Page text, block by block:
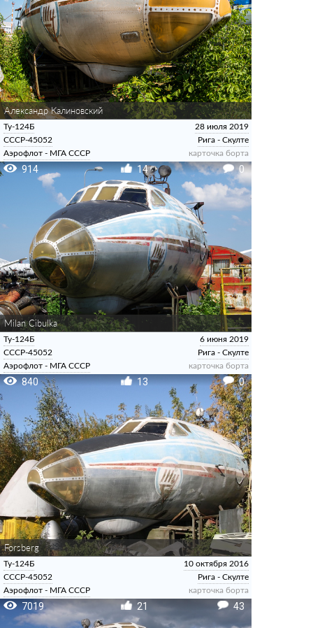
Александр Калиновский
Ту-124Б
СССР-45052
Аэрофлот - МГА СССР
28 июля 2019
Рига - Скулте
карточка борта
914 14 0
Milan Cibulka
Ту-124Б
СССР-45052
Аэрофлот - МГА СССР
6 июня 2019
Рига - Скулте
карточка борта
840 13 0
Forsberg
Ту-124Б
СССР-45052
Аэрофлот - МГА СССР
10 октября 2016
Рига - Скулте
карточка борта
7019 21 43